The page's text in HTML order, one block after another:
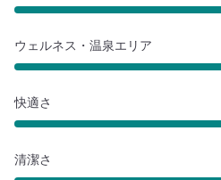
ウェルネス・温泉エリア
快適さ
清潔さ